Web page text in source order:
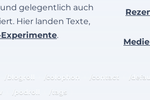
gelegentlich auch
Hier landen Texte,
.
/blogroll /colophon /contact
/
/podroll /tags